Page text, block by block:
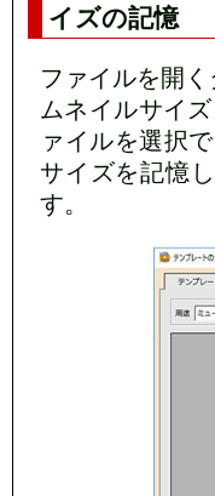
イズの記憶
ファイルを開
ムネイルサイ
ァイルを選択
サイズを記憶
す。